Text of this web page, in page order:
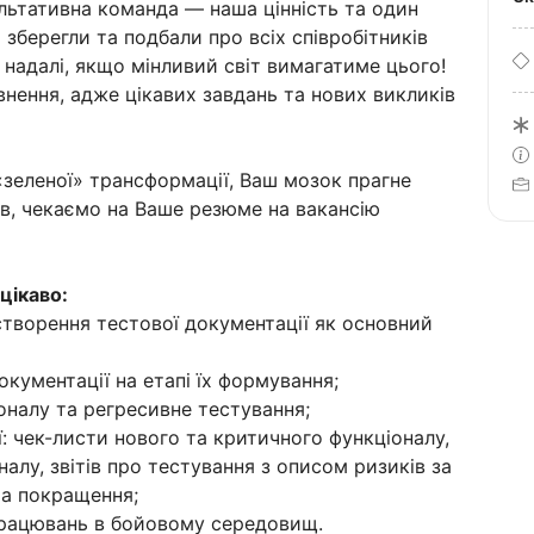
команда — наша цінність та один
та подбали про всіх співробітників
якщо мінливий світ вимагатиме цього!
адже цікавих завдань та нових викликів
трансформації, Ваш мозок прагне
чекаємо на Ваше резюме на вакансію
тестової документації як основний
на етапі їх формування;
та регресивне тестування;
чек-листи нового та критичного функціоналу,
звітів про тестування з описом ризиків за
покращення;
в бойовому середовищ.